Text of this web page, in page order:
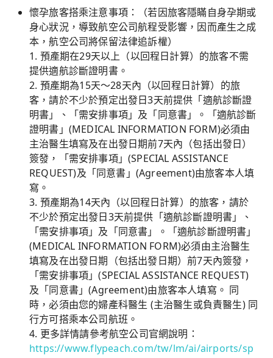
懷孕旅客搭乘注意事項：（若因旅客隱瞞自身孕期或
身心狀況，導致航空公司航程受影響，因而產生之成
本，航空公司將保留法律追訴權）
1. 預產期在29天以上（以回程日計算）的旅客不需
提供適航診斷證明書。
2. 預產期為15天～28天內（以回程日計算）的旅
客，請於不少於預定出發日3天前提供「適航診斷證
明書」、「需安排事項」及「同意書」。「適航診斷
證明書」(MEDICAL INFORMATION FORM)必須由
主治醫生填寫及在出發日期前7天內（包括出發日）
簽發，「需安排事項」(SPECIAL ASSISTANCE
REQUEST)及「同意書」(Agreement)由旅客本人填
寫。
3. 預產期為14天內（以回程日計算）的旅客，請於
不少於預定出發日3天前提供「適航診斷證明書」、
「需安排事項」及「同意書」。「適航診斷證明書」
(MEDICAL INFORMATION FORM)必須由主治醫生
填寫及在出發日期（包括出發日期）前7天內簽發，
「需安排事項」(SPECIAL ASSISTANCE REQUEST)
及「同意書」(Agreement)由旅客本人填寫。 同
時，必須由您的婦產科醫生 (主治醫生或負責醫生) 同
行方可搭乘本公司航班。
4. 更多詳情請參考航空公司官網說明：
https://www.flypeach.com/tw/lm/ai/airports/sp